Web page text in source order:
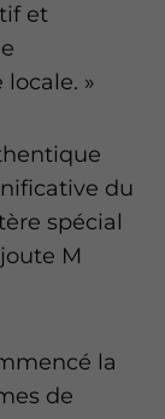
et
»
du
spécial
M
la
de